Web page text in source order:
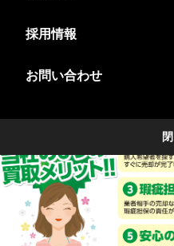
採用情報
お問い合わせ